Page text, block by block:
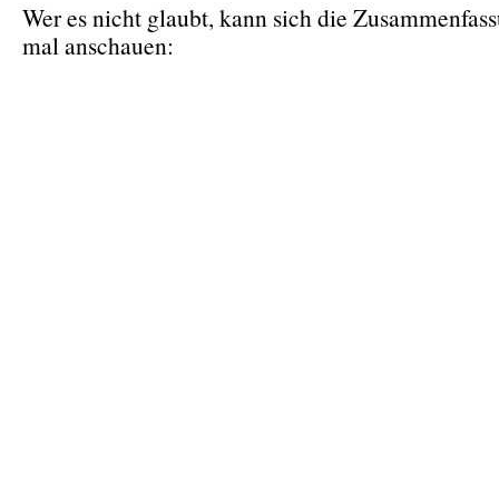
Wer es nicht glaubt, kann sich die
mal anschauen: